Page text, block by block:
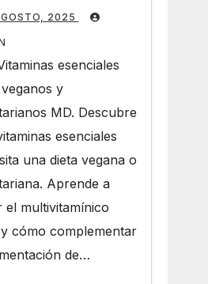
dieta vegana o
2025
esenciales
y
MD. Descubre
esenciales
una dieta vegana o
Aprende a
el multivitamínico
cómo complementar
de…